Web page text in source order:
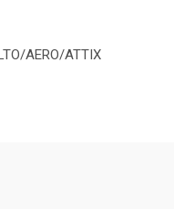
AERO/ATTIX